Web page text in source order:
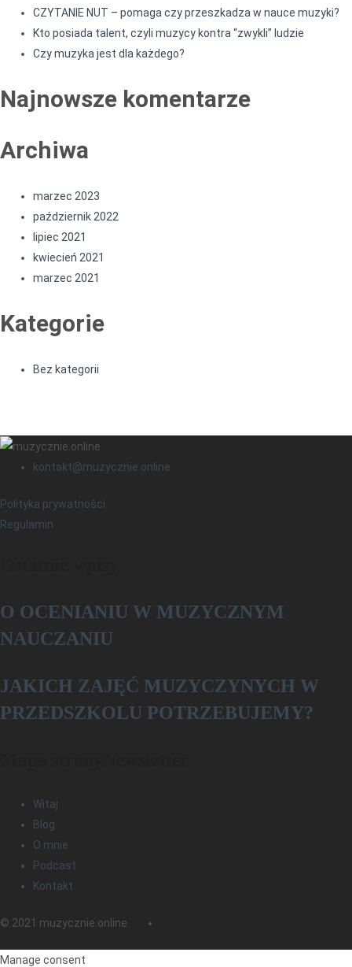
CZYTANIE NUT – pomaga czy przeszkadza w nauce muzyki?
Kto posiada talent, czyli muzycy kontra “zwykli” ludzie
Czy muzyka jest dla każdego?
Najnowsze komentarze
Archiwa
marzec 2023
październik 2022
lipiec 2021
kwiecień 2021
marzec 2021
Kategorie
Bez kategorii
kontakt@muzycznie.online
Polityka prywatności
Regulamin
O OCENIANIU W MUZYCZNYM
NAUCZANIU
­­JAKICH ZAJĘĆ MUZYCZYNYCH W
PRZEDSZKOLU POTRZEBUJEMY?
Witaj
Blog
O mnie
Podcast
Kontakt
© 2021 muzycznie.online
Manage consent